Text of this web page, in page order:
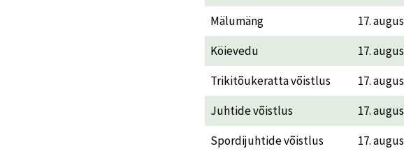
Mälumäng
17.
Köievedu
17.
Trikitõukeratta võistlus
17.
Juhtide võistlus
17.
Spordijuhtide võistlus
17.